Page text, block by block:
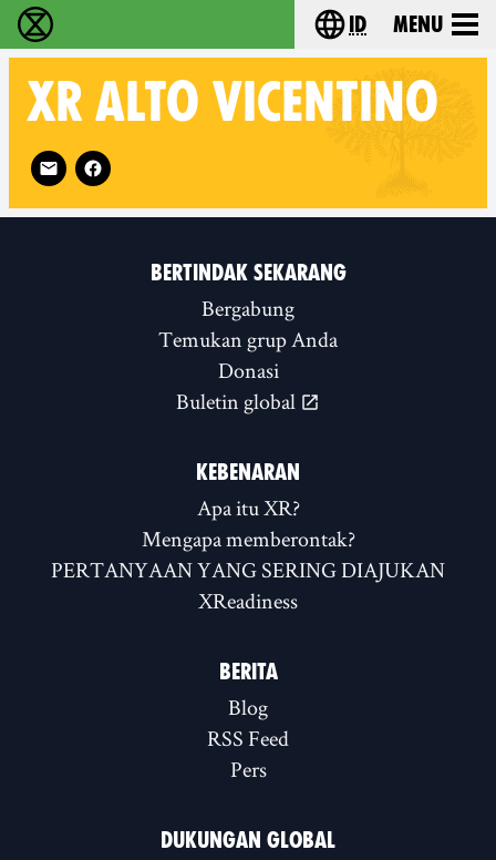
Extinction Rebellion (XR–Pemberontakan
Choose your
id Menu
XR ALTO VICENTINO
Follow XR Alto Vicentino on
BERTINDAK SEKARANG
Bergabung
Temukan grup Anda
Donasi
Buletin global
KEBENARAN
Apa itu XR?
Mengapa memberontak?
PERTANYAAN YANG SERING DIAJUKAN
XReadiness
BERITA
Blog
RSS Feed
Pers
DUKUNGAN GLOBAL